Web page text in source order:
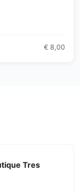
€ 8,00
Tres